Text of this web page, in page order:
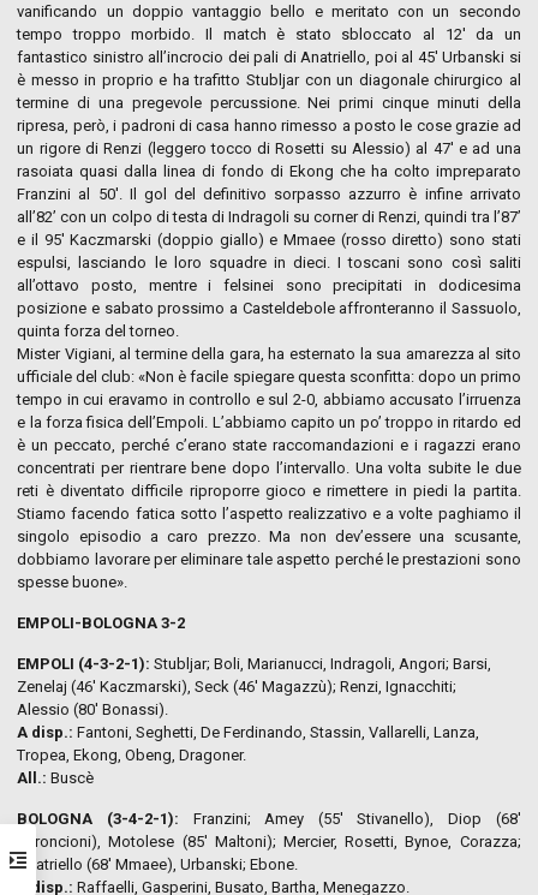
vanificando un doppio vantaggio bello e meritato con un secondo
tempo troppo morbido. Il match è stato sbloccato al 12′ da un
fantastico sinistro all’incrocio dei pali di Anatriello, poi al 45′ Urbanski si
è messo in proprio e ha trafitto Stubljar con un diagonale chirurgico al
termine di una pregevole percussione. Nei primi cinque minuti della
ripresa, però, i padroni di casa hanno rimesso a posto le cose grazie ad
un rigore di Renzi (leggero tocco di Rosetti su Alessio) al 47′ e ad una
rasoiata quasi dalla linea di fondo di Ekong che ha colto impreparato
Franzini al 50′. Il gol del definitivo sorpasso azzurro è infine arrivato
all’82’ con un colpo di testa di Indragoli su corner di Renzi, quindi tra l’87’
e il 95′Kaczmarski (doppio giallo) e Mmaee (rosso diretto) sono stati
espulsi, lasciando le loro squadre in dieci. I toscani sono così saliti
all’ottavo posto, mentre i felsinei sono precipitati in dodicesima
posizione e sabato prossimo a Casteldebole affronteranno il Sassuolo,
quinta forza del torneo.
Mister Vigiani, al termine della gara, ha esternato la sua amarezza al sito
ufficiale del club: «Non è facile spiegare questa sconfitta: dopo un primo
tempo in cui eravamo in controllo e sul 2-0, abbiamo accusato l’irruenza
e la forza fisica dell’Empoli. L’abbiamo capito un po’ troppo in ritardo ed
è un peccato, perché c’erano state raccomandazioni e i ragazzi erano
concentrati per rientrare bene dopo l’intervallo. Una volta subite le due
reti è diventato difficile riproporre gioco e rimettere in piedi la partita.
Stiamo facendo fatica sotto l’aspetto realizzativo e a volte paghiamo il
singolo episodio a caro prezzo. Ma non dev’essere una scusante,
dobbiamo lavorare per eliminare tale aspetto perché le prestazioni sono
spesse buone».
EMPOLI-BOLOGNA 3-2
EMPOLI (4-3-2-1): Stubljar; Boli, Marianucci, Indragoli, Angori; Barsi,
Zenelaj (46′ Kaczmarski), Seck (46′ Magazzù); Renzi, Ignacchiti;
Alessio (80′ Bonassi).
A disp.: Fantoni, Seghetti, De Ferdinando, Stassin, Vallarelli, Lanza,
Tropea, Ekong, Obeng, Dragoner.
All.: Buscè
BOLOGNA (3-4-2-1): Franzini; Amey (55′ Stivanello), Diop (68′
Baroncioni), Motolese (85′ Maltoni); Mercier, Rosetti, Bynoe, Corazza;
Anatriello (68′ Mmaee), Urbanski; Ebone.
A disp.: Raffaelli, Gasperini, Busato, Bartha, Menegazzo.